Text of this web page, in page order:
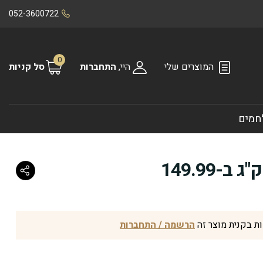
052-3600722
המוצרים שלי היי, התחברות
0
סל קניות
הרשמה / התחברות